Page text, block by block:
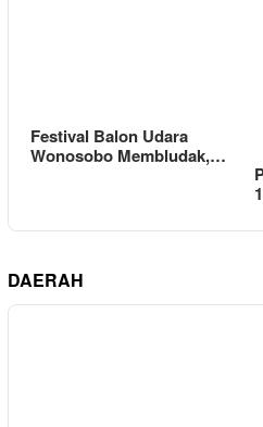
Festival Balon Udara
Wonosobo Membludak,…
DAERAH